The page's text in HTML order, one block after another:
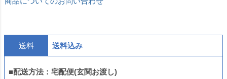
送料 送料込み
■配送方法：宅配便(玄関お渡し)